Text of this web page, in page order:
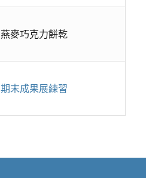
燕麥巧克力餅乾
期末成果展練習